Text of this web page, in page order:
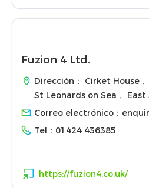
Fuzion 4 Ltd.
Dirección： Cirket House
St Leonards on Sea， East
Correo electrónico：
Tel： 01424 436385
https://fuzion4.co.uk/